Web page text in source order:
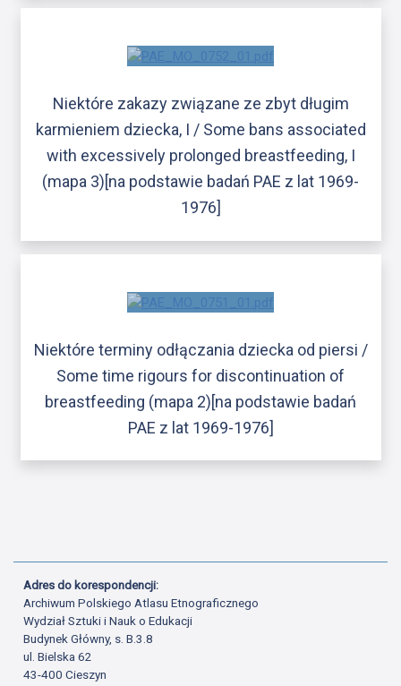
Niektóre zakazy związane ze zbyt długim
karmieniem dziecka, I / Some bans associated
with excessively prolonged breastfeeding, I
(mapa 3)[na podstawie badań PAE z lat 1969-
1976]
Niektóre terminy odłączania dziecka od piersi /
Some time rigours for discontinuation of
breastfeeding (mapa 2)[na podstawie badań
PAE z lat 1969-1976]
Adres do korespondencji:
Archiwum Polskiego Atlasu Etnograficznego
Wydział Sztuki i Nauk o Edukacji
Budynek Główny, s. B.3.8
ul. Bielska 62
43-400 Cieszyn